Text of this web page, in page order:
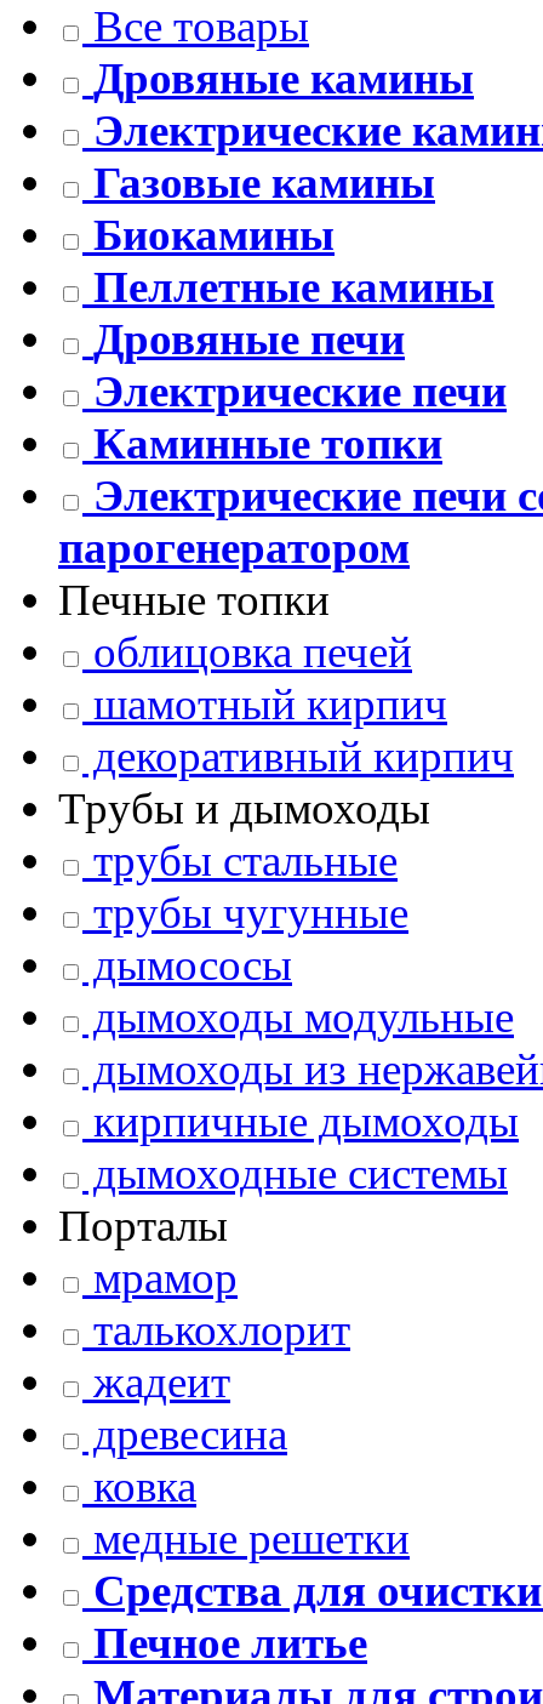
Все товары
Дровяные камины
Электрические
Газовые камины
Биокамины
Пеллетные камины
Дровяные печи
Электрические печи
Каминные топки
Электрические печи
парогенератором
Печные топки
облицовка печей
шамотный кирпич
декоративный кирпич
Трубы и дымоходы
трубы стальные
трубы чугунные
дымососы
дымоходы модульные
дымоходы из
кирпичные дымоходы
дымоходные системы
Порталы
мрамор
талькохлорит
жадеит
древесина
ковка
медные решетки
Средства для
Печное литье